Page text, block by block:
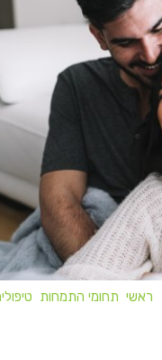
ראשי תחומי התמחות